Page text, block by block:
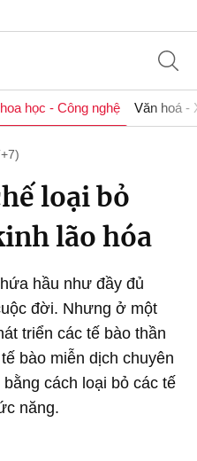
học - Công nghệ Văn hoá -
loại bỏ
lão hóa
hầu như đầy đủ
đời. Nhưng ở một
triển các tế bào thần
bào miễn dịch chuyên
cách loại bỏ các tế
năng.